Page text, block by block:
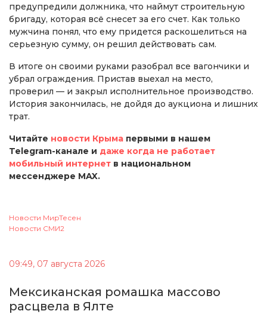
предупредили должника, что наймут строительную
бригаду, которая всё снесет за его счет. Как только
мужчина понял, что ему придется раскошелиться на
серьезную сумму, он решил действовать сам.
В итоге он своими руками разобрал все вагончики и
убрал ограждения. Пристав выехал на место,
проверил — и закрыл исполнительное производство.
История закончилась, не дойдя до аукциона и лишних
трат.
Читайте новости Крыма первыми в нашем
Telegram-канале и даже когда не работает
мобильный интернет в национальном
мессенджере MAX.
Новости МирТесен
Новости СМИ2
09:49, 07 августа 2026
Мексиканская ромашка массово
расцвела в Ялте